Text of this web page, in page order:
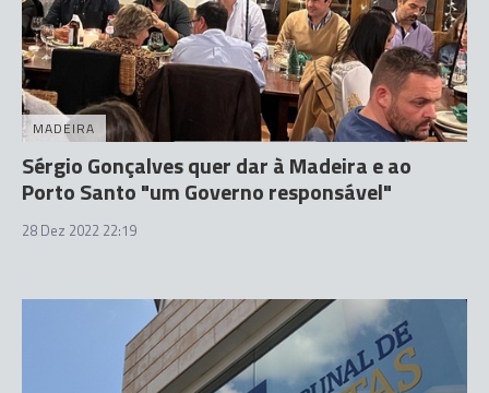
MADEIRA
Sérgio Gonçalves quer dar à Madeira e ao
Porto Santo "um Governo responsável"
28 Dez 2022 22:19